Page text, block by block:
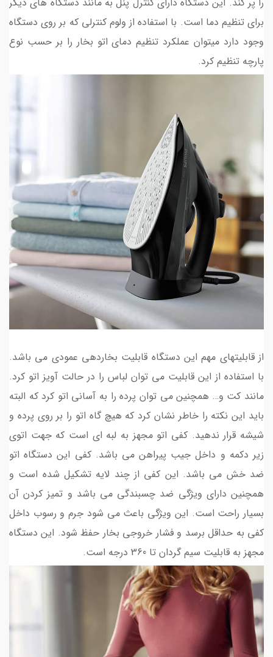
برای تنظیم دما است. با استفاده از ولوم کنترلی که بر روی دستگاه
وجود دارد میتوان عملکرد تنظیم دمای اتو بخار را بر حسب نوع
پارچه تنظیم کرد.
از قابلیتهای مهم این دستگاه قابلیت بخاردهی عمودی می باشد.
با استفاده از این قابلیت می توان لباس را در حالت آویز اتو کرد.
مانند کت و… همچنین می توان پرده را به آسانی اتو کرد که البته
باید این نکته را خاطر نشان کرد که هیچ گاه اتو را بر روی پرده و
شیشه قرار ندهید. کفی اتو مجهز به لبه ای است که جهت اتوی
زیر دکمه و داخل جیب پیراهن می باشد. کفی این دستگاه اتو
ضد خش می باشد. این کفی از چند لایه تشکیل شده است و
همچنین دارای ویژگی ضد چسبندگی می باشد و تمیز کردن آن
بسیار راحت است. این ویژگی باعث می شود جرم و رسوب داخل
کفی به حداقل برسد و فشار خروجی بخار حفظ شود. این دستگاه
مجهز به قابلیت سیم گردان تا 360 درجه است.